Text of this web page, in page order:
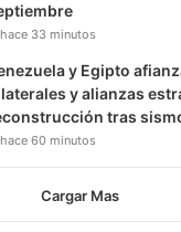
hace 33 minutos
y Egipto
y alianzas
tras
hace 60 minutos
Cargar Mas